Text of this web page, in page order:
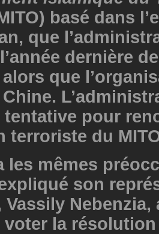
basé dans
que
l’année dernière
que
pour
terroriste du
les mêmes
son
Nebenzia,
voter la